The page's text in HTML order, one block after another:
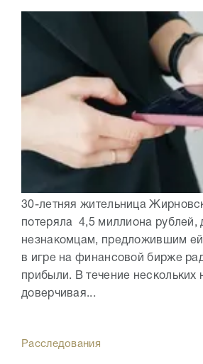
30-летняя жительница
потеряла 4,5 миллиона рублей,
незнакомцам, предложившим ей
в игре на финансовой бирже
прибыли. В течение нескольких
доверчивая...
Расследования